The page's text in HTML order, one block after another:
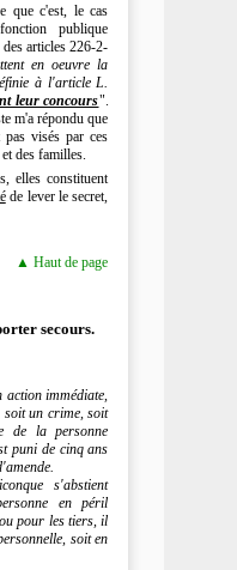
que c'est, le cas
publique
articles 226-2-
en oeuvre la
à l'article L.
leur concours".
m'a répondu que
pas visés par ces
des familles.
elles constituent
de lever le secret,
▲ Haut de page
secours.
action immédiate,
un crime, soit
de la personne
puni de cinq ans
s'abstient
en péril
pour les tiers, il
soit en